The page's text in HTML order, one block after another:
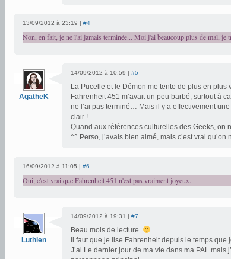
13/09/2012 à 23:19 | #4
Non, en fait, je ne l'ai jamais terminée... Moi j'ai beaucoup plus de mal, je
AgatheK
14/09/2012 à 10:59 | #5
La Pucelle et le Démon me tente de plus en plus
Fahrenheit 451 m’avait un peu barbé, surtout à
ne l’ai pas terminé… Mais il y a effectivement
clair !
Quand aux références culturelles des Geeks, on
^^ Perso, j’avais bien aimé, mais c’est vrai qu’on
16/09/2012 à 11:05 | #6
Oui, c'est vrai que Fahrenheit 451 n'est pas vraiment joyeux...
Luthien
14/09/2012 à 19:31 | #7
Beau mois de lecture.
Il faut que je lise Fahrenheit depuis le temps que
J’ai Le dernier jour de ma vie dans ma PAL mais